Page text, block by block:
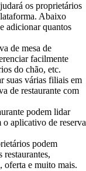
os proprietários
Abaixo
adicionar quantos
de mesa de
facilmente
do chão, etc.
suas várias filiais em
de restaurante com
podem lidar
o aplicativo de reserva
podem
restaurantes,
oferta e muito mais.